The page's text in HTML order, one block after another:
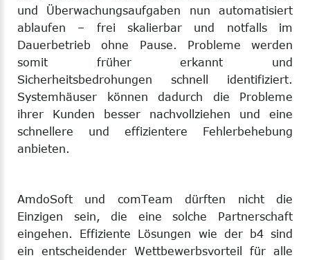
und Überwachungsaufgaben nun automatisiert
ablaufen – frei skalierbar und notfalls im
Dauerbetrieb ohne Pause. Probleme werden
somit früher erkannt und
Sicherheitsbedrohungen schnell identifiziert.
Systemhäuser können dadurch die Probleme
ihrer Kunden besser nachvollziehen und eine
schnellere und effizientere Fehlerbehebung
anbieten.
AmdoSoft und comTeam dürften nicht die
Einzigen sein, die eine solche Partnerschaft
eingehen. Effiziente Lösungen wie der b4 sind
ein entscheidender Wettbewerbsvorteil für alle